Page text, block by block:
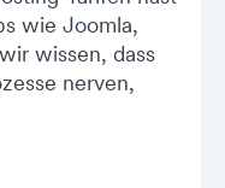
wie Joomla,
wissen, dass
nerven,